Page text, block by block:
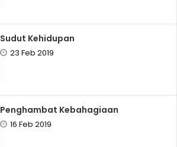
Sudut Kehidupan
23 Feb 2019
Penghambat Kebahagiaan
16 Feb 2019